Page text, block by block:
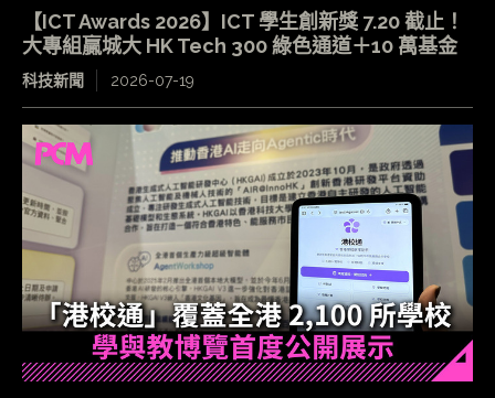
【ICT Awards 2026】ICT 學生創新獎 7.20 截止！
大專組贏城大 HK Tech 300 綠色通道＋10 萬基金
科技新聞 2026-07-19